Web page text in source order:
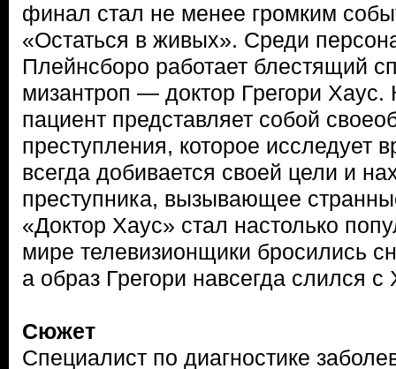
финал стал не менее громким
«Остаться в живых». Среди
Плейнсборо работает блестящий
мизантроп — доктор Грегори
пациент представляет собой
преступления, которое исследует
всегда добивается своей цели и
преступника, вызывающее
«Доктор Хаус» стал настолько
мире телевизионщики бросились
а образ Грегори навсегда слился
Сюжет
Специалист по диагностике